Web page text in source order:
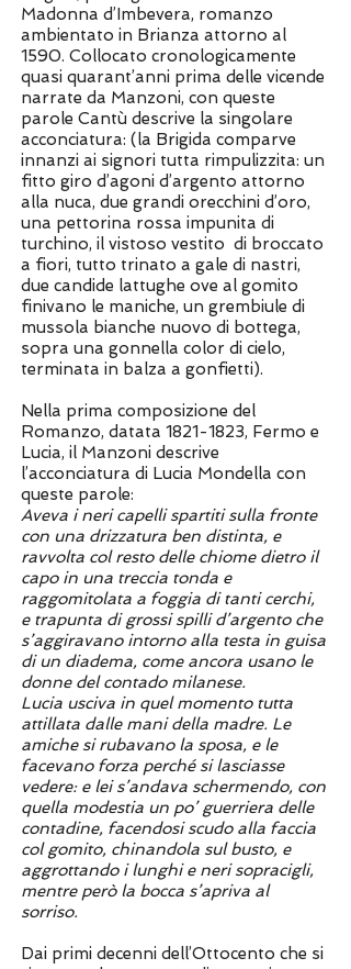
Madonna d’Imbevera, romanzo
ambientato in Brianza attorno al
1590. Collocato cronologicamente
quasi quarant’anni prima delle vicende
narrate da Manzoni, con queste
parole Cantù descrive la singolare
acconciatura: (la Brigida comparve
innanzi ai signori tutta rimpulizzita: un
fitto giro d’agoni d’argento attorno
alla nuca, due grandi orecchini d’oro,
una pettorina rossa impunita di
turchino, il vistoso vestito di broccato
a fiori, tutto trinato a gale di nastri,
due candide lattughe ove al gomito
finivano le maniche, un grembiule di
mussola bianche nuovo di bottega,
sopra una gonnella color di cielo,
terminata in balza a gonfietti).
Nella prima composizione del
Romanzo, datata 1821-1823, Fermo e
Lucia, il Manzoni descrive
l’acconciatura di Lucia Mondella con
queste parole:
Aveva i neri capelli spartiti sulla fronte
con una drizzatura ben distinta, e
ravvolta col resto delle chiome dietro il
capo in una treccia tonda e
raggomitolata a foggia di tanti cerchi,
e trapunta di grossi spilli d’argento che
s’aggiravano intorno alla testa in guisa
di un diadema, come ancora usano le
donne del contado milanese.
Lucia usciva in quel momento tutta
attillata dalle mani della madre. Le
amiche si rubavano la sposa, e le
facevano forza perché si lasciasse
vedere: e lei s’andava schermendo, con
quella modestia un po’ guerriera delle
contadine, facendosi scudo alla faccia
col gomito, chinandola sul busto, e
aggrottando i lunghi e neri sopracigli,
mentre però la bocca s’apriva al
sorriso.
Dai primi decenni dell’Ottocento che si